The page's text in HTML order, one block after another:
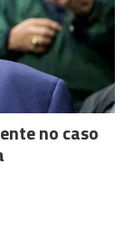
no caso